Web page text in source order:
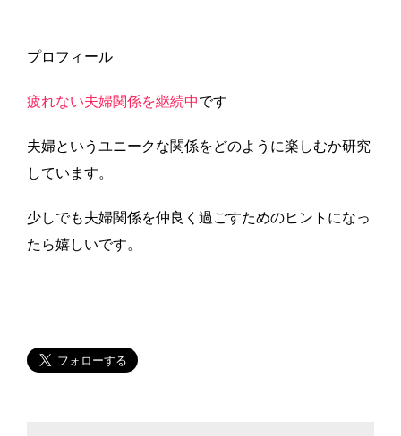
プロフィール
疲れない夫婦関係を継続中です
夫婦というユニークな関係をどのように楽しむか研究
しています。
少しでも夫婦関係を仲良く過ごすためのヒントになっ
たら嬉しいです。